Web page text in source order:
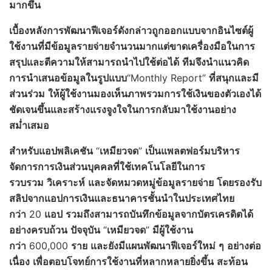
มากขึ้น
เบื้องหลังการพัฒนาฟีเจอร์ดังกล่าวถูกออกแบบจากอินไซต์ผู้
ใช้งานที่มีข้อมูลรายจ่ายจำนวนมากแต่ขาดเครื่องมือในการ
สรุปและตีความให้สามารถนำไปใช้ต่อได้ ทีมจึงนำแนวคิด
การนำเสนอข้อมูลในรูปแบบ“Monthly Report” ที่สนุกและมี
ส่วนร่วม ให้ผู้ใช้งานมองเห็นภาพรวมการใช้เงินของตัวเองได้
ชัดเจนขึ้นและสร้างแรงจูงใจในการกลับมาใช้งานอย่าง
สม่ำเสมอ
สำหรับแอปพลิเคชัน“เหมียวจด” เป็นแพลตฟอร์มบริหาร
จัดการการเงินส่วนบุคคลที่ใช้เทคโนโลยีในการ
รวบรวม วิเคราะห์ และจัดหมวดหมู่ข้อมูลรายจ่าย โดยรองรับ
สลิปจากแอปการเงินและธนาคารชั้นนำในประเทศไทย
กว่า 20 แอป รวมถึงสามารถบันทึกข้อมูลจากบัตรเครดิตได้
อย่างครบถ้วน ปัจจุบัน“เหมียวจด” มีผู้ใช้งาน
กว่า 600,000 ราย และยังมีแผนพัฒนาฟีเจอร์ใหม่ ๆ อย่างต่อ
เนื่อง เพื่อตอบโจทย์การใช้งานที่หลากหลายยิ่งขึ้น สะท้อน